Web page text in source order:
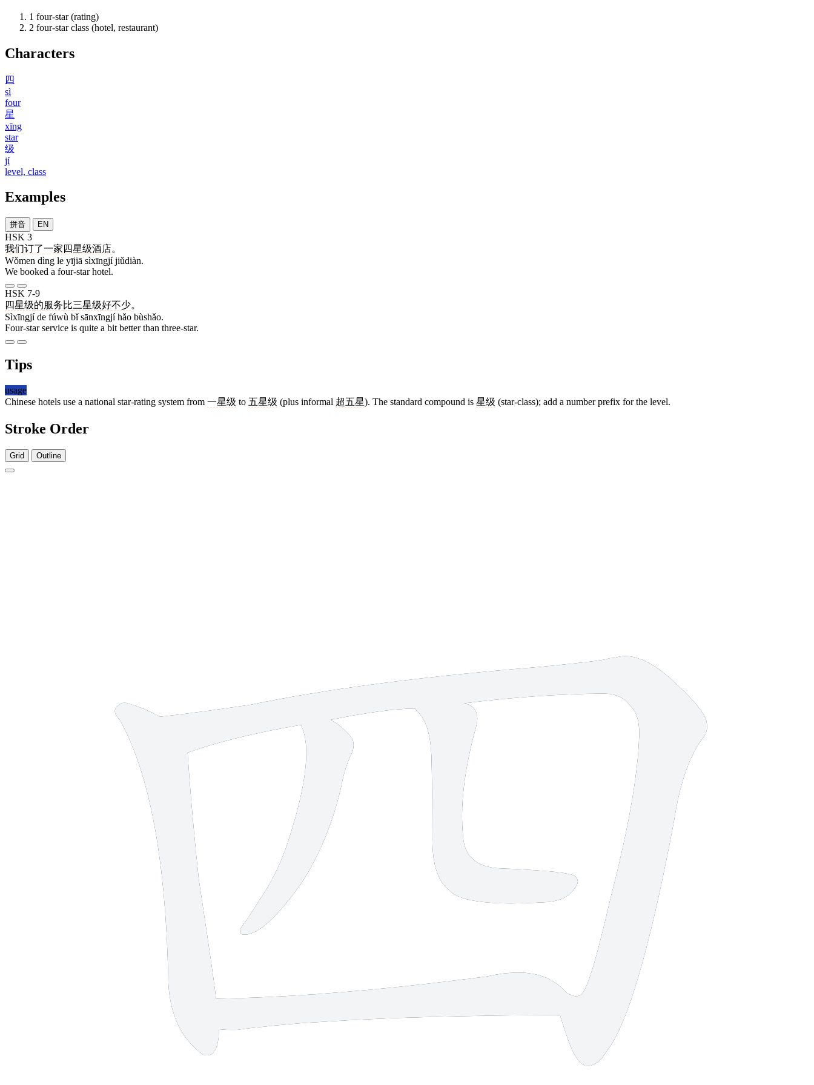
1 four-star (rating)
2 four-star class (hotel, restaurant)
Characters
四
sì
four
星
xīng
star
级
jí
level, class
Examples
拼音 EN
HSK 3
我们订了一家 四星级酒店。
Wǒmen dìng le yījiā sìxīngjí jiǔdiàn.
We booked a four-star hotel.
HSK 7-9
四星级的服务比三星级好不少。
Sìxīngjí de fúwù bǐ sānxīngjí hǎo bùshǎo.
Four-star service is quite a bit better than three-star.
Tips
usage
Chinese hotels use a national star-rating system from 一星级 to 五星级 (plus informal 超五星). The standard compound is 星级 (star-class); add a number prefix for the level.
Stroke Order
Grid Outline